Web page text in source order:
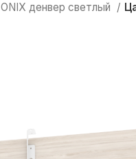
ONIX денвер светлый